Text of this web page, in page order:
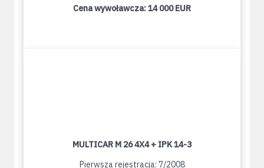
Cena wywoławcza:14 000 EUR
MULTICAR M 26 4X4 + IPK 14-3
Pierwsza rejestracja: 7/2008